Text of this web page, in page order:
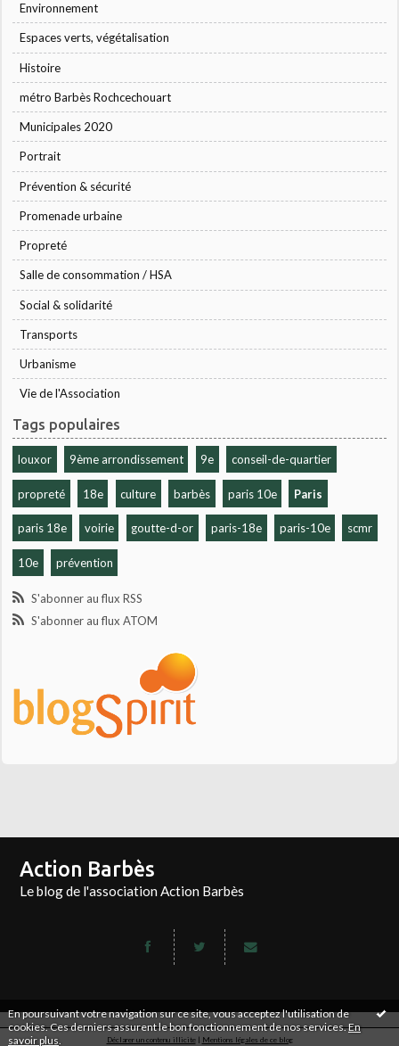
En poursuivant votre navigation sur ce site, vous acceptez l'utilisation de
cookies. Ces derniers assurent le bon fonctionnement de nos services.En
savoir plus
Environnement
Espaces verts, végétalisation
Histoire
métro Barbès Rochcechouart
Municipales 2020
Portrait
Prévention & sécurité
Promenade urbaine
Propreté
Salle de consommation / HSA
Social & solidarité
Transports
Urbanisme
Vie de l'Association
Tags populaires
louxor 9ème arrondissement 9e conseil-de-quartier
propreté 18e culture barbès paris 10e Paris
paris 18e voirie goutte-d-or paris-18e paris-10e scmr
10e prévention
S'abonner au flux RSS
S'abonner au flux ATOM
Action Barbès
Le blog de l'association Action Barbès
Déclarer un contenu illicite| Mentions légales de ce blog